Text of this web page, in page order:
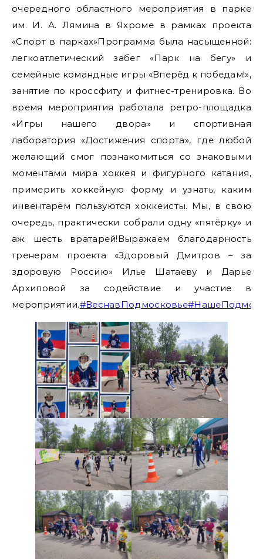
очередного областного мероприятия в парке
им. И. А. Лямина в Яхроме в рамках проекта
«Спорт в парках»Программа была насыщенной:
легкоатлетический забег «Парк на бегу» и
семейные командные игры «Вперёд к победам!»,
занятие по кроссфиту и фитнес-тренировка. Во
время мероприятия работала ретро-площадка
«Игры нашего двора» и спортивная
лаборатория «Достижения спорта», где любой
желающий смог познакомиться со знаковыми
моментами мира хоккея и фигурного катания,
примерить хоккейную форму и узнать, каким
инвентарём пользуются хоккеисты. Мы, в свою
очередь, практически собрали одну «пятёрку» и
аж шесть вратарей!Выражаем благодарность
тренерам проекта «Здоровый Дмитров – за
здоровую Россию» Илье Шатаеву и Дарье
Архиповой за содействие и участие в
мероприятии.#ВеснавПодмосковье